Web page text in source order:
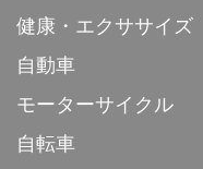
健康・エクササイズ
自動車
モーターサイクル
自転車